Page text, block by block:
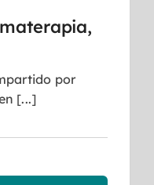
por
Urvashi Bailo, grabado en [...]